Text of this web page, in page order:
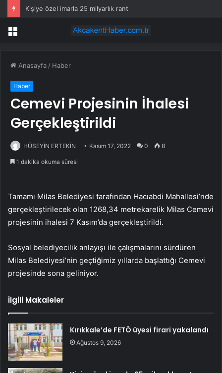
Kişiye özel imarla 25 milyarlık rant
Menü
Anasayfa / Haber
Haber
Cemevi Projesinin İhalesi
Gerçekleştirildi
HÜSEYİN ERTEKİN Kasım 17, 2022 0 8
1 dakika okuma süresi
Tamamı Milas Belediyesi tarafından Hacıabdi Mahallesi’nde
gerçekleştirilecek olan 1268,34 metrekarelik Milas Cemevi
projesinin ihalesi 7 Kasım’da gerçekleştirildi.
Sosyal belediyecilik anlayışı ile çalışmalarını sürdüren
Milas Belediyesi’nin geçtiğimiz yıllarda başlattığı Cemevi
projesinde sona geliniyor.
İlgili Makaleler
Kırıkkale’de FETÖ üyesi firari yakalandı
Ağustos 9, 2026